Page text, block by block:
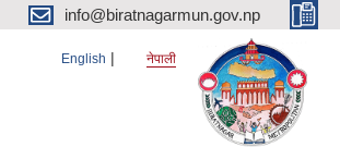
info@biratnagarmun.gov.np
English नेपाली